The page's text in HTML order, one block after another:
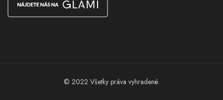
© 2022 Všetky práva vyhradené.